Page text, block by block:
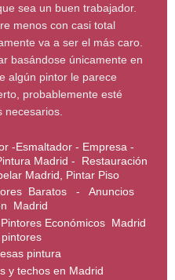
sea un buen trabajador.
menos con casi total
va a ser el más caro.
basándose únicamente en
algún pintor le parece
probablemente esté
necesarios.
-Esmaltador - Empresa -
Madrid - Restauración
Madrid, Pintar Piso
Baratos - Anuncios
Madrid
Económicos Madrid
pintura
y techos en Madrid